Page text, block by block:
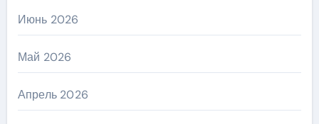
Июнь 2026
Май 2026
Апрель 2026